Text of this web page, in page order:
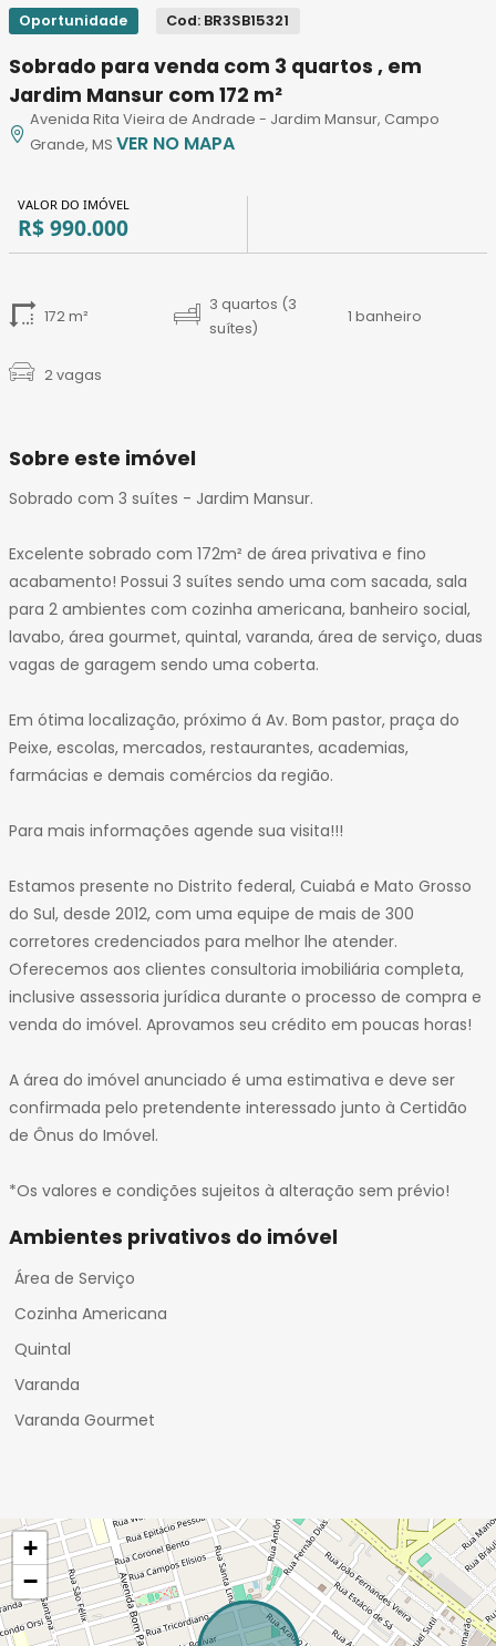
7
8
9
12
13
16
18
21
22
24
27
30
31
32
34
Oportunidade Cod: BR3SB15321
Sobrado para venda com 3 quartos , em
Jardim Mansur com 172 m²
Avenida Rita Vieira de Andrade - Jardim Mansur, Campo
Grande, MSVER NO MAPA
VALOR DO IMÓVEL
R$ 990.000
172 m²
3 quartos (3
suítes)
1 banheiro
2 vagas
Sobre este imóvel
Sobrado com 3 suítes - Jardim Mansur.
Excelente sobrado com 172m² de área privativa e fino
acabamento! Possui 3 suítes sendo uma com sacada, sala
para 2 ambientes com cozinha americana, banheiro social,
lavabo, área gourmet, quintal, varanda, área de serviço, duas
vagas de garagem sendo uma coberta.
Em ótima localização, próximo á Av. Bom pastor, praça do
Peixe, escolas, mercados, restaurantes, academias,
farmácias e demais comércios da região.
Para mais informações agende sua visita!!!
Estamos presente no Distrito federal, Cuiabá e Mato Grosso
do Sul, desde 2012, com uma equipe de mais de 300
corretores credenciados para melhor lhe atender.
Oferecemos aos clientes consultoria imobiliária completa,
inclusive assessoria jurídica durante o processo de compra e
venda do imóvel. Aprovamos seu crédito em poucas horas!
A área do imóvel anunciado é uma estimativa e deve ser
confirmada pelo pretendente interessado junto à Certidão
de Ônus do Imóvel.
*Os valores e condições sujeitos à alteração sem prévio!
Ambientes privativos do imóvel
Área de Serviço
Cozinha Americana
Quintal
Varanda
Varanda Gourmet
+
−